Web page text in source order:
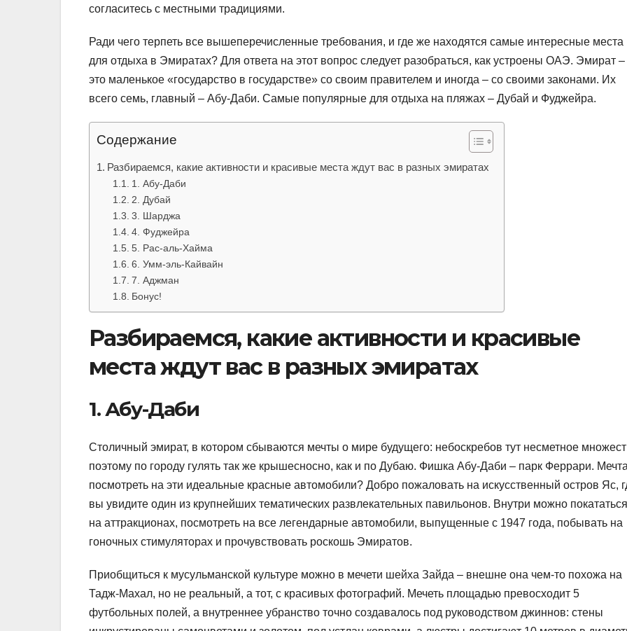
согласитесь с местными традициями.
Ради чего терпеть все вышеперечисленные требования, и где же находятся самые интересные места
для отдыха в Эмиратах? Для ответа на этот вопрос следует разобраться, как устроены ОАЭ. Эмират –
это маленькое «государство в государстве» со своим правителем и иногда – со своими законами. Их
всего семь, главный – Абу-Даби. Самые популярные для отдыха на пляжах – Дубай и Фуджейра.
Содержание
Разбираемся, какие активности и красивые места ждут вас в разных эмиратах
1. Абу-Даби
2. Дубай
3. Шарджа
4. Фуджейра
5. Рас-аль-Хайма
6. Умм-эль-Кайвайн
7. Аджман
Бонус!
Разбираемся, какие активности и красивые
места ждут вас в разных эмиратах
1. Абу-Даби
Столичный эмират, в котором сбываются мечты о мире будущего: небоскребов тут несметное
поэтому по городу гулять так же крышесносно, как и по Дубаю. Фишка Абу-Даби – парк Феррари.
посмотреть на эти идеальные красные автомобили? Добро пожаловать на искусственный остров Яс,
вы увидите один из крупнейших тематических развлекательных павильонов. Внутри можно покататься
на аттракционах, посмотреть на все легендарные автомобили, выпущенные с 1947 года, побывать на
гоночных стимуляторах и прочувствовать роскошь Эмиратов.
Приобщиться к мусульманской культуре можно в мечети шейха Зайда – внешне она чем-то похожа на
Тадж-Махал, но не реальный, а тот, с красивых фотографий. Мечеть площадью превосходит 5
футбольных полей, а внутреннее убранство точно создавалось под руководством джиннов: стены